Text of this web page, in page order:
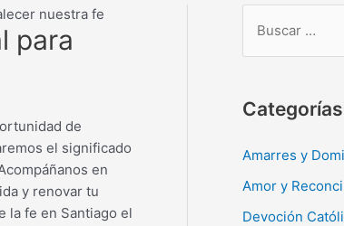
nuestra fe
para
de
el significado
en
y renovar tu
la fe en Santiago el
c
r
Categorías
Amarres y
Amor y
Devoción